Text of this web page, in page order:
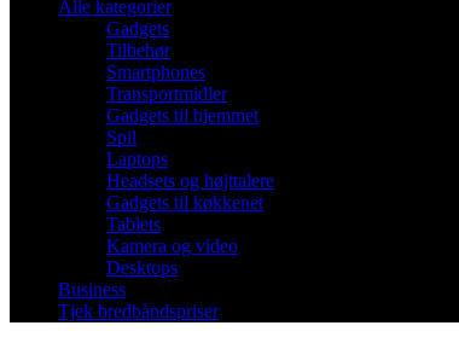
Alle kategorier
Gadgets
Tilbehør
Smartphones
Transportmidler
Gadgets til hjemmet
Spil
Laptops
Headsets og højttalere
Gadgets til køkkenet
Tablets
Kamera og video
Desktops
Business
Tjek bredbåndspriser